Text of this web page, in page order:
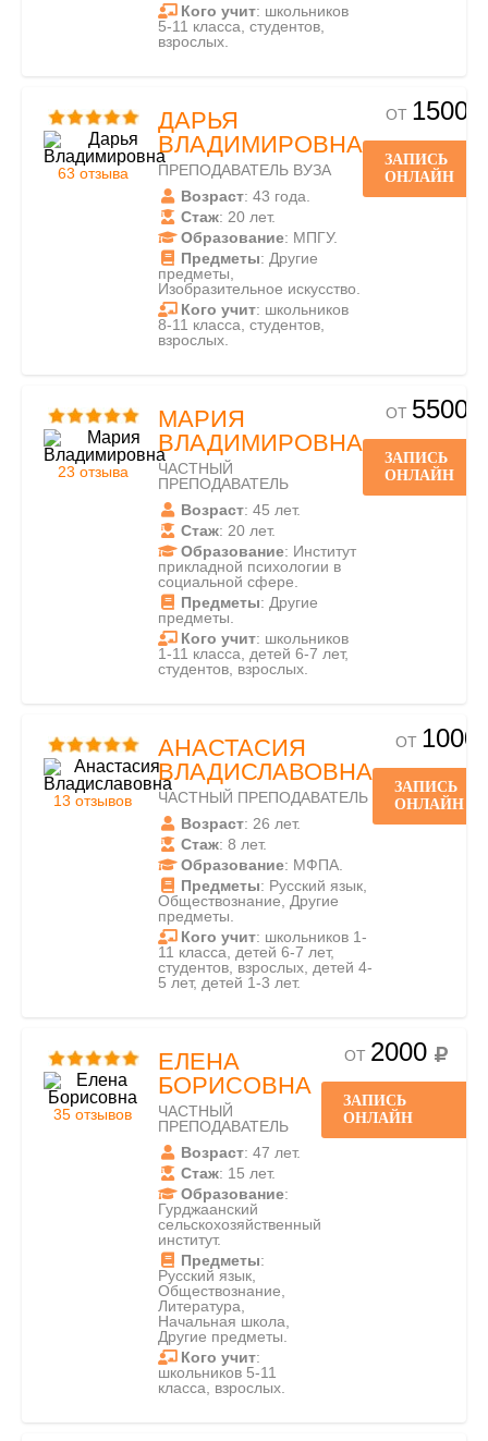
Кого учит: школьников
5-11 класса, студентов,
взрослых.
63 отзыва
ДАРЬЯ
ВЛАДИМИРОВНА
ПРЕПОДАВАТЕЛЬ ВУЗА
Возраст: 43 года.
Стаж: 20 лет.
Образование: МПГУ.
Предметы: Другие
предметы,
Изобразительное искусство.
Кого учит: школьников
8-11 класса, студентов,
взрослых.
ОТ 1500
ЗАПИСЬ
ОНЛАЙН
23 отзыва
МАРИЯ
ВЛАДИМИРОВНА
ЧАСТНЫЙ
ПРЕПОДАВАТЕЛЬ
Возраст: 45 лет.
Стаж: 20 лет.
Образование: Институт
прикладной психологии в
социальной сфере.
Предметы: Другие
предметы.
Кого учит: школьников
1-11 класса, детей 6-7 лет,
студентов, взрослых.
ОТ 5500
ЗАПИСЬ
ОНЛАЙН
13 отзывов
АНАСТАСИЯ
ВЛАДИСЛАВОВНА
ЧАСТНЫЙ ПРЕПОДАВАТЕЛЬ
Возраст: 26 лет.
Стаж: 8 лет.
Образование: МФПА.
Предметы: Русский язык,
Обществознание, Другие
предметы.
Кого учит: школьников 1-
11 класса, детей 6-7 лет,
студентов, взрослых, детей 4-
5 лет, детей 1-3 лет.
ОТ 1000
ЗАПИСЬ
ОНЛАЙН
35 отзывов
ЕЛЕНА
БОРИСОВНА
ЧАСТНЫЙ
ПРЕПОДАВАТЕЛЬ
Возраст: 47 лет.
Стаж: 15 лет.
Образование:
Гурджаанский
сельскохозяйственный
институт.
Предметы:
Русский язык,
Обществознание,
Литература,
Начальная школа,
Другие предметы.
Кого учит:
школьников 5-11
класса, взрослых.
ОТ 2000
ЗАПИСЬ
ОНЛАЙН